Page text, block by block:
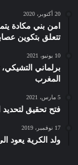
20 أكتوبر، 2020
امن بني مكادة
تتعلق بتكوين
10 يونيو، 2021
برلماني
المغرب
5 مارس، 2021
فتح تحقيق لتحديد
17 نوفمبر، 2019
ولد الكرية يعود